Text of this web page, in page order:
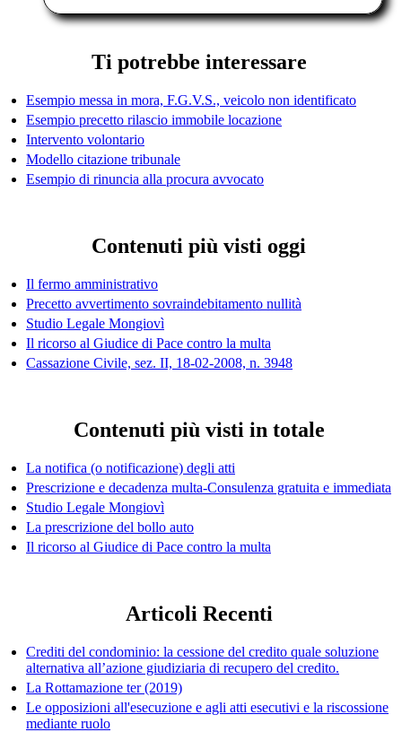
Ti potrebbe interessare
Esempio messa in mora, F.G.V.S., veicolo non identificato
Esempio precetto rilascio immobile locazione
Intervento volontario
Modello citazione tribunale
Esempio di rinuncia alla procura avvocato
Contenuti più visti oggi
Il fermo amministrativo
Precetto avvertimento sovraindebitamento nullità
Studio Legale Mongiovì
Il ricorso al Giudice di Pace contro la multa
Cassazione Civile, sez. II, 18-02-2008, n. 3948
Contenuti più visti in totale
La notifica (o notificazione) degli atti
Prescrizione e decadenza multa-Consulenza gratuita e immediata
Studio Legale Mongiovì
La prescrizione del bollo auto
Il ricorso al Giudice di Pace contro la multa
Articoli Recenti
Crediti del condominio: la cessione del credito quale soluzione
alternativa all’azione giudiziaria di recupero del credito.
La Rottamazione ter (2019)
Le opposizioni all'esecuzione e agli atti esecutivi e la riscossione
mediante ruolo